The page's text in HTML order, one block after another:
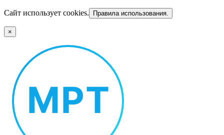
Сайт использует cookies. Правила использования.
×